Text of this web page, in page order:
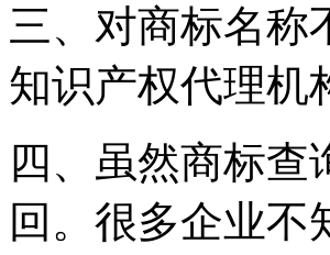
三、对商标名称
知识产权代理机
四、虽然商标
回。很多企业不